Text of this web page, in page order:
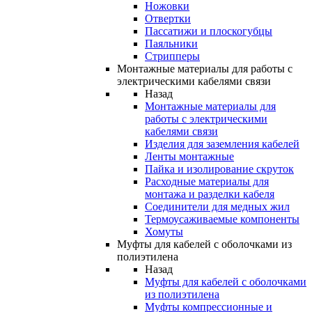
Ножовки
Отвертки
Пассатижи и плоскогубцы
Паяльники
Стрипперы
Монтажные материалы для работы с
электрическими кабелями связи
Назад
Монтажные материалы для
работы с электрическими
кабелями связи
Изделия для заземления кабелей
Ленты монтажные
Пайка и изолирование скруток
Расходные материалы для
монтажа и разделки кабеля
Соединители для медных жил
Термоусаживаемые компоненты
Хомуты
Муфты для кабелей с оболочками из
полиэтилена
Назад
Муфты для кабелей с оболочками
из полиэтилена
Муфты компрессионные и